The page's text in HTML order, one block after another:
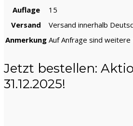
Auflage
15
Versand
Versand innerhalb
Anmerkung Auf Anfrage sind
Jetzt bestellen:
31.12.2025!